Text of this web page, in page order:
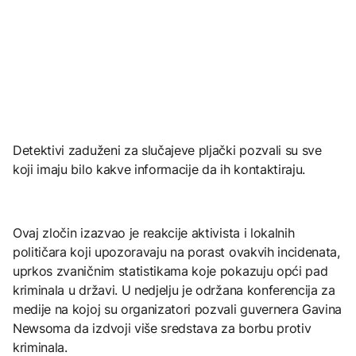
Detektivi zaduženi za slučajeve pljački pozvali su sve
koji imaju bilo kakve informacije da ih kontaktiraju.
Ovaj zločin izazvao je reakcije aktivista i lokalnih
političara koji upozoravaju na porast ovakvih incidenata,
uprkos zvaničnim statistikama koje pokazuju opći pad
kriminala u državi. U nedjelju je održana konferencija za
medije na kojoj su organizatori pozvali guvernera Gavina
Newsoma da izdvoji više sredstava za borbu protiv
kriminala.